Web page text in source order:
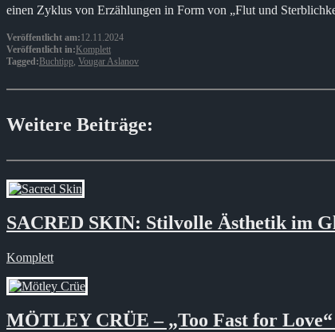
einen Zyklus von Erzählungen in Form von „Flut und
Veröffentlicht am:12.11.2024
Veröffentlicht in:Komplett
Tagged:Buchtipp, Vougar Aslanov
Weitere Beiträge:
SACRED SKIN: Stilvolle Ästhetik im
Komplett
MÖTLEY CRÜE – „Too Fast for